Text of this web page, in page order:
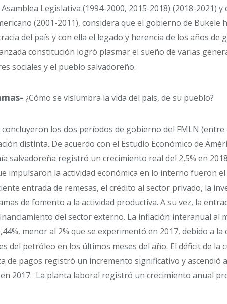
Legislativa (1994-2000, 2015-2018) (2018-2021) y
(2001-2011), considera que el gobierno de Bukele
del país y con ella el legado y herencia de los años de
constitución logró plasmar el sueño de varias
sociales y el pueblo salvadoreño.
¿Cómo se vislumbra la vida del país, de su pueblo?
concluyeron los dos períodos de gobierno del FMLN (entre
distinta. De acuerdo con el Estudio Económico de
salvadoreña registró un crecimiento real del 2,5% en
impulsaron la actividad económica en lo interno fueron
entrada de remesas, el crédito al sector privado, la
de fomento a la actividad productiva. A su vez, la
del sector externo. La inflación interanual al
menor al 2% que se experimentó en 2017, debido a la
del petróleo en los últimos meses del año. El déficit de la
de pagos registró un incremento significativo y ascendió
2017. La planta laboral registró un crecimiento anual